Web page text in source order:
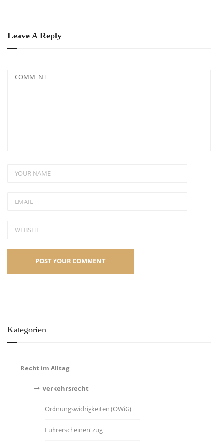
Leave A Reply
Kategorien
Recht im Alltag
Verkehrsrecht
Ordnungswidrigkeiten (OWiG)
Führerscheinentzug